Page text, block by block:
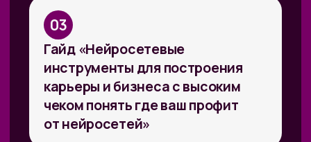
сделать
заказов из разных
направлений с нуля
с помощью ИИ, и обсудим,
сколько за это платят.